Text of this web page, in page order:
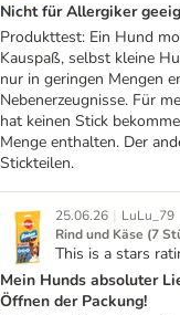
Nicht für Allergiker
Produkttest: Ein Hund
Kauspaß, selbst kleine
nur in geringen Mengen
Nebenerzeugnisse. Für
hat keinen Stick
Menge enthalten. Der
Stickteilen.
25.06.26 | LuLu_79
Rind und Käse (7
This is a stars
Mein Hunds absoluter
Öffnen der Packung!